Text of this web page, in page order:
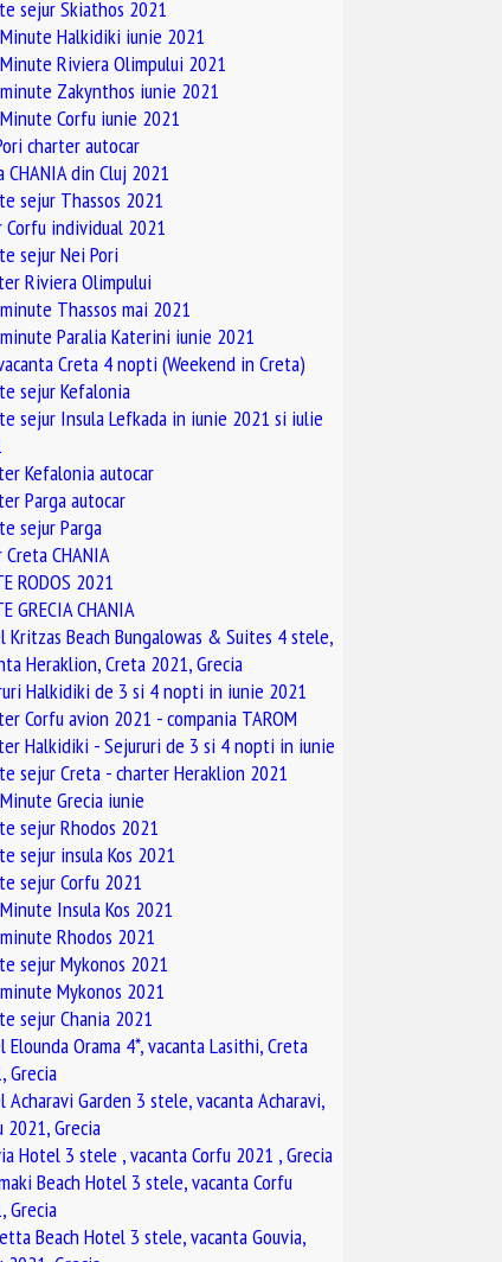
sejur Skiathos 2021
Halkidiki iunie 2021
Riviera Olimpului 2021
Zakynthos iunie 2021
Corfu iunie 2021
charter autocar
CHANIA din Cluj 2021
sejur Thassos 2021
Corfu individual 2021
sejur Nei Pori
Riviera Olimpului
Thassos mai 2021
Paralia Katerini iunie 2021
Creta 4 nopti (Weekend in Creta)
sejur Kefalonia
sejur Insula Lefkada in iunie 2021 si iulie
Kefalonia autocar
Parga autocar
sejur Parga
Creta CHANIA
RODOS 2021
GRECIA CHANIA
Kritzas Beach Bungalowas & Suites 4 stele,
Heraklion, Creta 2021, Grecia
Halkidiki de 3 si 4 nopti in iunie 2021
Corfu avion 2021 - compania TAROM
Halkidiki - Sejururi de 3 si 4 nopti in iunie
sejur Creta - charter Heraklion 2021
Grecia iunie
sejur Rhodos 2021
sejur insula Kos 2021
sejur Corfu 2021
Insula Kos 2021
Rhodos 2021
sejur Mykonos 2021
Mykonos 2021
sejur Chania 2021
Elounda Orama 4*, vacanta Lasithi, Creta
Grecia
Acharavi Garden 3 stele, vacanta Acharavi,
2021, Grecia
Hotel 3 stele , vacanta Corfu 2021 , Grecia
Beach Hotel 3 stele, vacanta Corfu
Grecia
Beach Hotel 3 stele, vacanta Gouvia,